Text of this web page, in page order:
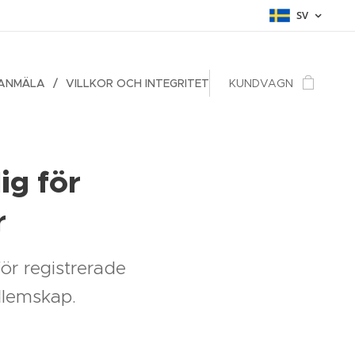
SV
VILLKOR OCH INTEGRITET KUNDVAGN
för
registrerade